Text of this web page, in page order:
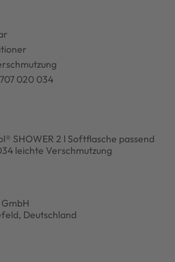
020 034
SHOWER 2 l Softflasche passend
leichte Verschmutzung
Deutschland